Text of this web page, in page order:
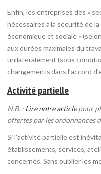
Enfin, les entreprises des «
nécessaires à la sécurité de
économique et sociale »
aux durées maximales du
unilatéralement (sous
changements dans l’accord
Activité partielle
N.B. : Lire notre articlepour
offertes par les ordonnances
Si l’activité partielle est
établissements, services,
concernés. Sans oublier les